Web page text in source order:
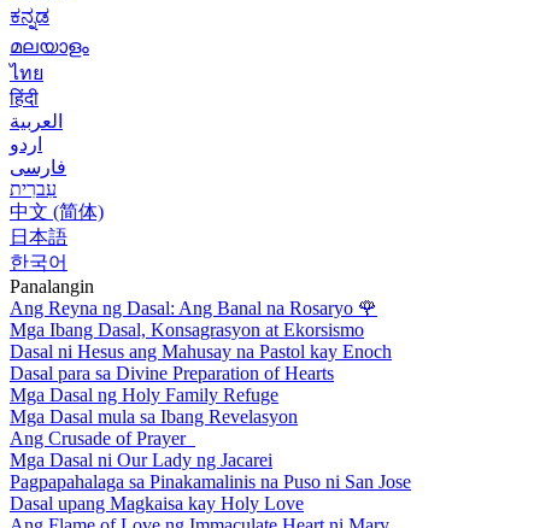
ಕನ್ನಡ
മലയാളം
ไทย
हिंदी
العربية
اردو
فارسی
עִברִית
中文 (简体)
日本語
한국어
Panalangin
Ang Reyna ng Dasal: Ang Banal na Rosaryo 🌹
Mga Ibang Dasal, Konsagrasyon at Ekorsismo
Dasal ni Hesus ang Mahusay na Pastol kay Enoch
Dasal para sa Divine Preparation of Hearts
Mga Dasal ng Holy Family Refuge
Mga Dasal mula sa Ibang Revelasyon
Ang Crusade of Prayer
Mga Dasal ni Our Lady ng Jacarei
Pagpapahalaga sa Pinakamalinis na Puso ni San Jose
Dasal upang Magkaisa kay Holy Love